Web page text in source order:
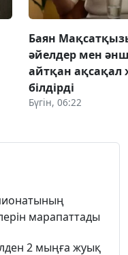
Баян
әйелдер мен
айтқан ақсақал
білдірді
Бүгін, 06:22
марапаттады
2 мыңға жуық